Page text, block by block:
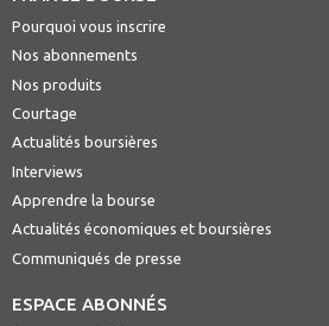
Pourquoi vous inscrire
Nos abonnements
Nos produits
Courtage
Actualités boursières
Interviews
Apprendre la bourse
Actualités économiques et boursières
Communiqués de presse
ESPACE ABONNÉS